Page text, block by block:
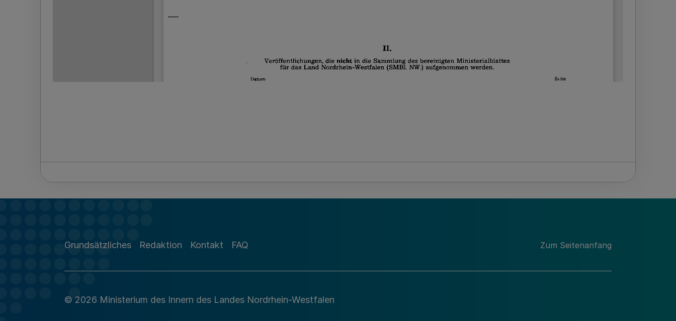
Grundsätzliches Redaktion Kontakt FAQ Zum Seitenanfang
© 2026 Ministerium des Innern des Landes Nordrhein-Westfalen